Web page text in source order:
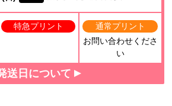
特急プリント
通常プリント
お問い合わせくださ
い
送日について